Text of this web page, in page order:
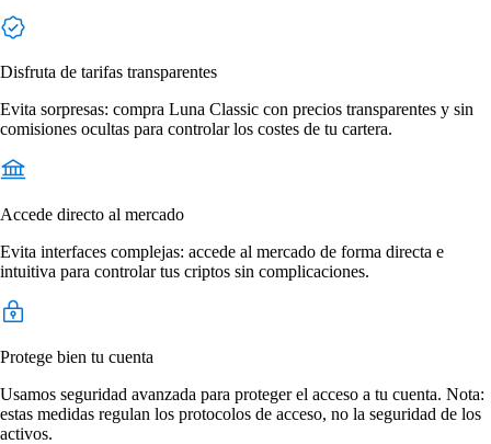
Disfruta de tarifas transparentes
Evita sorpresas: compra Luna Classic con precios transparentes y sin
comisiones ocultas para controlar los costes de tu cartera.
Accede directo al mercado
Evita interfaces complejas: accede al mercado de forma directa e
intuitiva para controlar tus criptos sin complicaciones.
Protege bien tu cuenta
Usamos seguridad avanzada para proteger el acceso a tu cuenta. Nota:
estas medidas regulan los protocolos de acceso, no la seguridad de los
activos.